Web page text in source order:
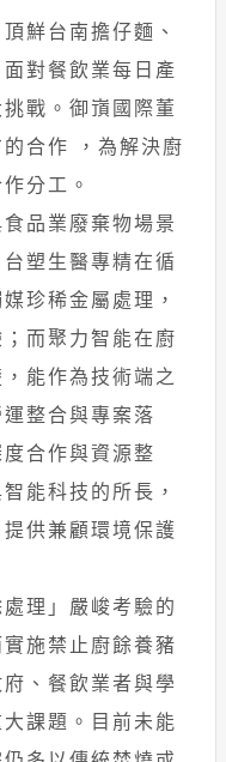
鮮台南擔仔麵、
對餐飲業每日產
戰。御嵿國際董
合作 ，為解決廚
分工。
品業廢棄物場景
塑生醫專精在循
珍稀金屬處理，
而聚力智能在廚
能作為技術端之
整合與專案落
合作與資源整
能科技的所長，
供兼顧環境保護
理」嚴峻考驗的
施禁止廚餘養豬
、餐飲業者與學
課題。目前未能